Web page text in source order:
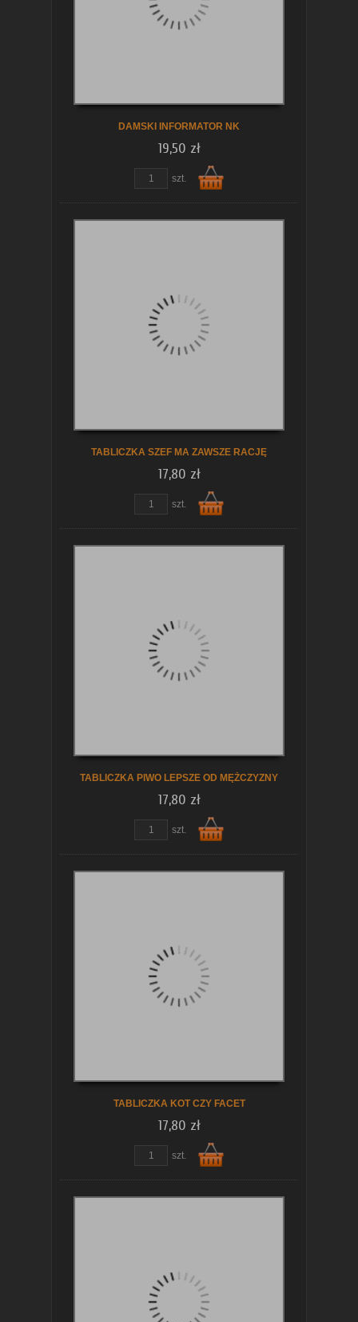
DAMSKI INFORMATOR NK
19,50 zł
szt.
zobacz szczegóły
TABLICZKA SZEF MA ZAWSZE RACJĘ
17,80 zł
szt.
zobacz szczegóły
TABLICZKA PIWO LEPSZE OD MĘŻCZYZNY
17,80 zł
szt.
zobacz szczegóły
TABLICZKA KOT CZY FACET
17,80 zł
szt.
zobacz szczegóły